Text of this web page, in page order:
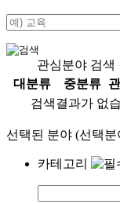
관심분야 검색
대분류
중분류
검색결과가 없
선택된 분야 (선택
카테고리